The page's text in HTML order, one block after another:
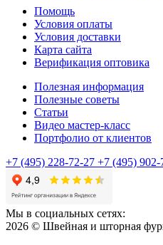
Помощь
Условия оплаты
Условия доставки
Карта сайта
Верификация оптовика
Полезная информация
Полезные советы
Статьи
Видео мастер-класс
Портфолио от клиентов
+7 (495) 228-72-27 +7 (495) 902-
Мы в социальных сетях:
2026 © Швейная и шторная